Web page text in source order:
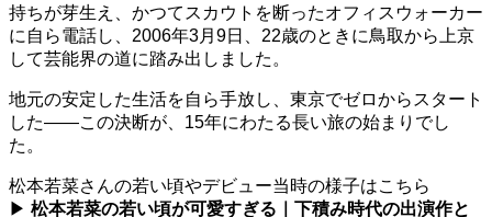
持ちが芽生え、かつてスカウトを断ったオフィスウォーカー
に自ら電話し、2006年3月9日、22歳のときに鳥取から上京
して芸能界の道に踏み出しました。
地元の安定した生活を自ら手放し、東京でゼロからスタート
した——この決断が、15年にわたる長い旅の始まりでし
た。
松本若菜さんの若い頃やデビュー当時の様子はこちら
▶ 松本若菜の若い頃が可愛すぎる｜下積み時代の出演作と